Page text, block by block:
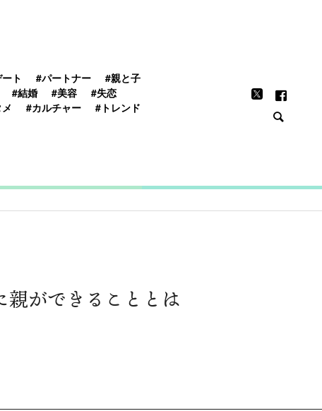
ト #パートナー
#親と子
#結婚 #美容
#失恋
#カルチャー #トレンド
ができることとは